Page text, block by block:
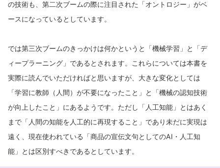
の技術も、第二次ブームの際に注目された「オントロジー」がベ
ースになっているとしています。
では第三次ブームのきっかけは何かというと「機械学習」と「デ
ィープラーニング」であるとされます。これらについては本書を
実際に読んでいただければと思いますが、大きな変化としては
「学習に教師（人間）が不要になったこと」と「機械の認知技術
が向上したこと」にあるようです。ただし「人工知能」とはあく
まで「人間の知能を人工的に再現すること」であり未だに実現は
遠く、現在使われている「商品の宣伝文句としてのAI・人工知
能」とは区別すべきであるとしています。